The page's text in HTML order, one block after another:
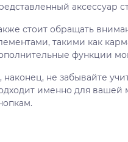
аксессуар
стоит обращать
такими как
функции
наконец, не забывайте
именно для вашей